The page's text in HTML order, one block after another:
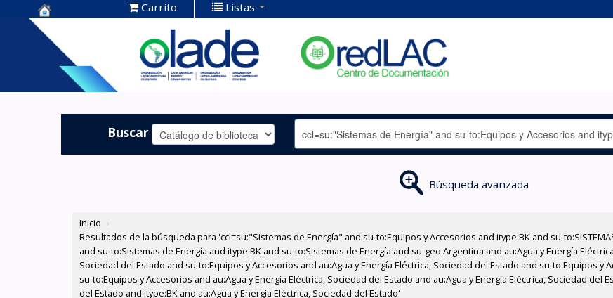
Centro de
Documentación
OLADE -
Carrito Listas
Buscar
Búsqueda avanzada
Inicio ›
Resultados de la búsqueda para 'ccl=su:"Sistemas de Energía" and su-to:Equipos y Accesorios and itype:BK and su-
and su-to:Sistemas de Energía and itype:BK and su-to:Sistemas de Energía and su-geo:Argentina and au:Agua y Energía
Sociedad del Estado and su-to:Equipos y Accesorios and au:Agua y Energía Eléctrica, Sociedad del Estado and su-to:Equipos
su-to:Equipos y Accesorios and au:Agua y Energía Eléctrica, Sociedad del Estado and au:Agua y Energía Eléctrica, Sociedad del
del Estado and itype:BK and au:Agua y Energía Eléctrica, Sociedad del Estado'